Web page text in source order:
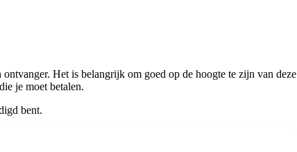
Het is belangrijk om goed op de hoogte te zijn van deze
je moet betalen.
bent.